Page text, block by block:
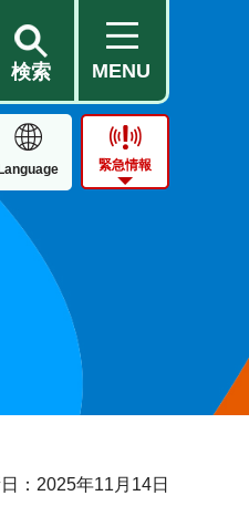
検索 MENU
籍 公営住宅
Language 緊急情報
：2025年11月14日